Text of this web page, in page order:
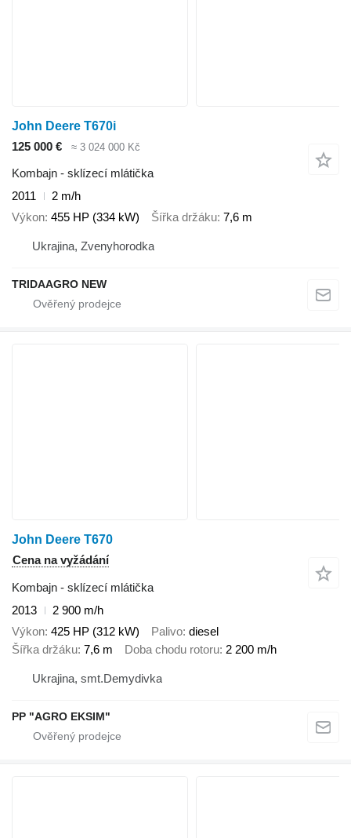
John Deere T670i
125 000 €
≈ 3 024 000 Kč
Kombajn - sklízecí mlátička
2011
2 m/h
Výkon 455 HP (334 kW) Šířka držáku 7,6 m
Ukrajina, Zvenyhorodka
TRIDAAGRO NEW
John Deere T670
Cena na vyžádání
Kombajn - sklízecí mlátička
2013
2 900 m/h
Výkon 425 HP (312 kW) Palivo diesel
Šířka držáku 7,6 m Doba chodu rotoru 2 200 m/h
Ukrajina, smt.Demydivka
PP "AGRO EKSIM"